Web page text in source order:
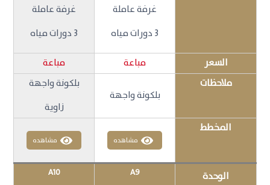
غرفة عاملة
3 دورات مياه
غرفة عاملة
3 دورات مياه
السعر مباعة
مباعة
ملاحظات
بلكونة واجهة
بلكونة واجهة
زاوية
المخطط
مشاهده مشاهده
الوحدة A9
A10